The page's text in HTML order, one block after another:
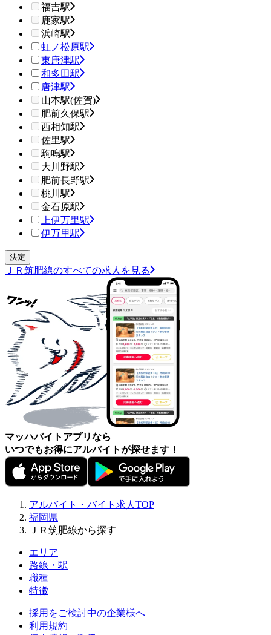
福吉駅
鹿家駅
浜崎駅
虹ノ松原駅
東唐津駅
和多田駅
唐津駅
山本駅(佐賀)
肥前久保駅
西相知駅
佐里駅
駒鳴駅
大川野駅
肥前長野駅
桃川駅
金石原駅
上伊万里駅
伊万里駅
ＪＲ筑肥線のすべての求人を見る
マッハバイトアプリなら
いつでもお得にアルバイトが探せます！
アルバイト・バイト求人TOP
福岡県
ＪＲ筑肥線から探す
エリア
路線・駅
職種
特徴
採用をご検討中の企業様へ
利用規約